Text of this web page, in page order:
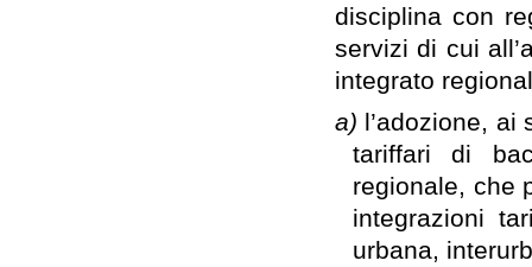
disciplina con
servizi di cui
integrato
a) l’adozione, ai
tariffari di
regionale, che
integrazioni
urbana,